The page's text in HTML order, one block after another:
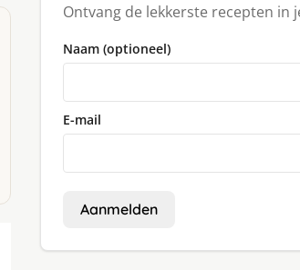
Ontvang de lekkerste recepten in
Naam (optioneel)
E-mail
Aanmelden